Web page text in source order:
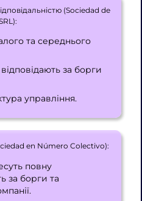
(Sociedad de
та середнього
за борги
управління.
en Número Colectivo):
повну
за борги та